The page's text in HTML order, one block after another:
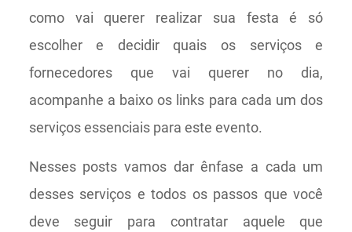
como vai querer realizar sua festa é só
escolher e decidir quais os serviços e
fornecedores que vai querer no dia,
acompanhe a baixo os links para cada um dos
serviços essenciais para este evento.
Nesses posts vamos dar ênfase a cada um
desses serviços e todos os passos que você
deve seguir para contratar aquele que